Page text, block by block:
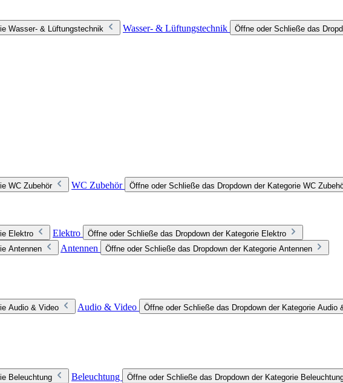
Wasser- & Lüftungstechnik Wasser- & Lüftungstechnik Öffne oder Schließe das
WC Zubehör WC Zubehör Öffne oder Schließe das Dropdown der Kategorie WC
Elektro Elektro
Öffne oder Schließe das Dropdown der Kategorie Elektro
Antennen
Antennen Öffne oder Schließe das Dropdown der Kategorie Antennen
Audio & Video Audio & Video Öffne oder Schließe das Dropdown der Kategorie Audio
Beleuchtung Beleuchtung Öffne oder Schließe das Dropdown der Kategorie